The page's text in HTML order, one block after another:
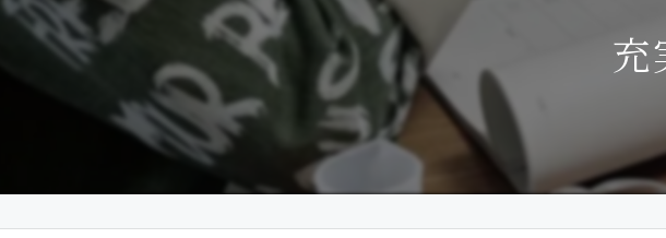
熊本みゆき校の特徴
代表挨拶
講師紹介
卒講生の声
アロマ・
アロマ・
KACセラピス
充